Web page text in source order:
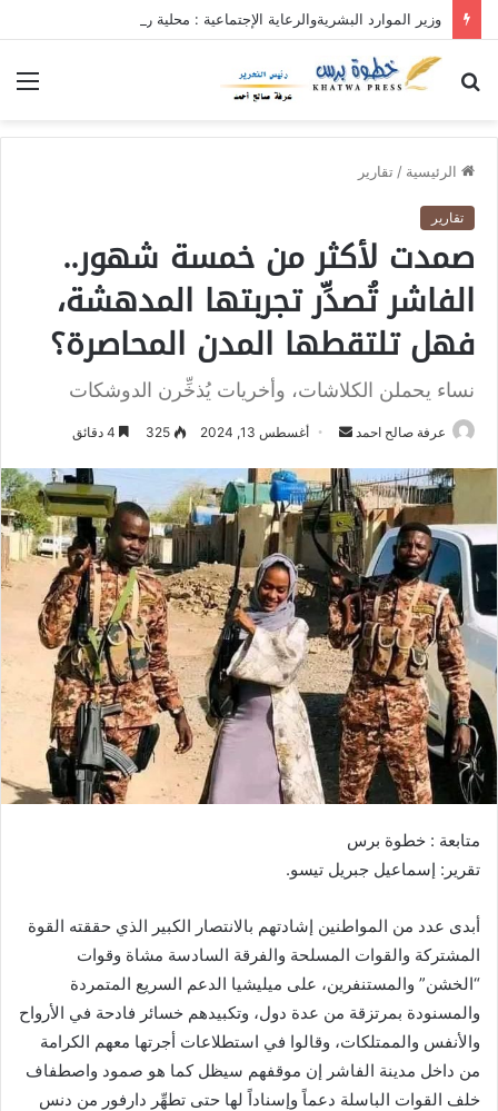
الرئيسية / تقارير
تقارير
صمدت لأكثر من خمسة شهور..
الفاشر تُصدِّر تجربتها المدهشة،
فهل تلتقطها المدن المحاصرة؟
نساء يحملن الكلاشات، وأخريات يُذخِّرن الدوشكات
عرفة صالح احمد
س
ل
ب
ر
ي
د
ا
إ
ل
ك
ت
ر
و
ي
أغسطس 13, 2024 325
متابعة : خطوة برس
تقرير: إسماعيل جبريل تيسو.
أبدى عدد من المواطنين إشادتهم بالانتصار الكبير الذي حققته القوة
المشتركة والقوات المسلحة والفرقة السادسة مشاة وقوات
“الخشن” والمستنفرين، على ميليشيا الدعم السريع المتمردة
والمسنودة بمرتزقة من عدة دول، وتكبيدهم خسائر فادحة في الأرواح
والأنفس والممتلكات، وقالوا في استطلاعات أجرتها معهم الكرامة
من داخل مدينة الفاشر إن موقفهم سيظل كما هو صمود واصطفاف
خلف القوات الباسلة دعماً وإسناداً لها حتى تطهِّر دارفور من دنس